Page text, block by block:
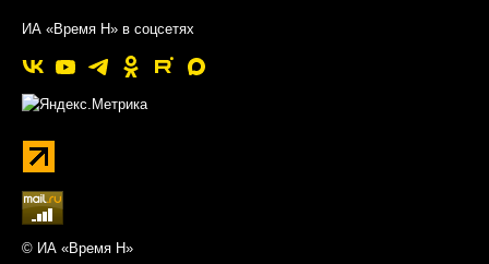
ИА «Время Н» в соцсетях
© ИА «Время Н»